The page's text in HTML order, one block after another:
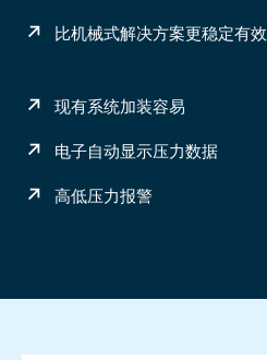
比机械式解决方案更稳定有效
现有系统加装容易
电子自动显示压力数据
高低压力报警